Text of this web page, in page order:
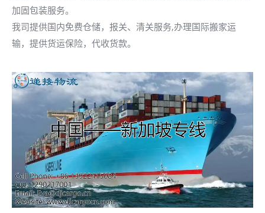
加固包装服务。
我司提供国内免费仓储，报关、清关服务,办理国际搬家运
输，提供货运保险，代收货款。